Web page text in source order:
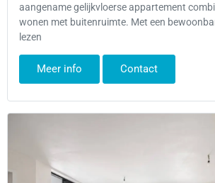
aangename gelijkvloerse appartement
wonen met buitenruimte. Met een
lezen
Meer info Contact